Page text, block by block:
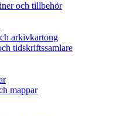
och tillbehör
arkivkartong
tidskriftssamlare
mappar